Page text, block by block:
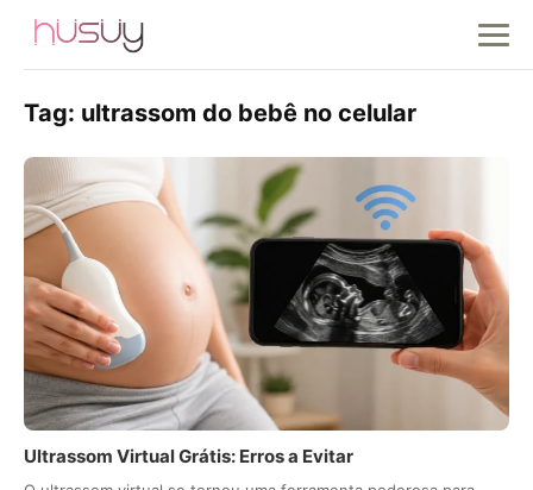
Tag: ultrassom do bebê no celular
Ultrassom Virtual Grátis: Erros a Evitar